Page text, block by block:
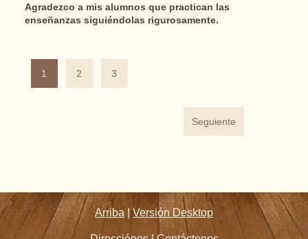
Agradezco a mis alumnos que practican las
enseñanzas siguiéndolas rigurosamente.
1 2 3
Seguiente
Arriba |Versión Desktop